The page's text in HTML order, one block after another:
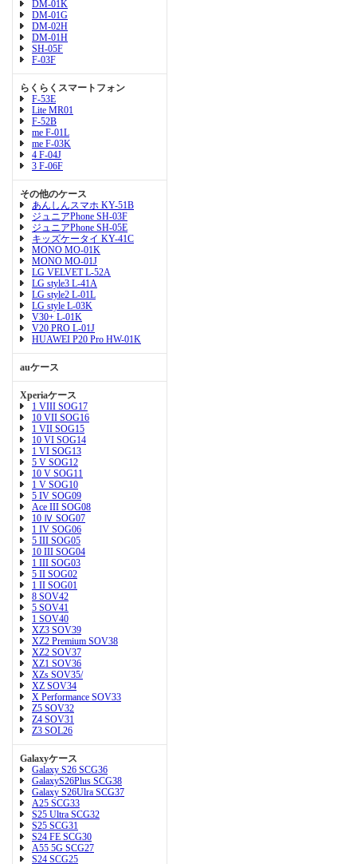
DM-01K
DM-01G
DM-02H
DM-01H
SH-05F
F-03F
らくらくスマートフォン
F-53E
Lite MR01
F-52B
me F-01L
me F-03K
4 F-04J
3 F-06F
その他のケース
あんしんスマホ KY-51B
ジュニアPhone SH-03F
ジュニアPhone SH-05E
キッズケータイ KY-41C
MONO MO-01K
MONO MO-01J
LG VELVET L-52A
LG style3 L-41A
LG style2 L-01L
LG style L-03K
V30+ L-01K
V20 PRO L-01J
HUAWEI P20 Pro HW-01K
auケース
Xperiaケース
1 VIII SOG17
10 VII SOG16
1 VII SOG15
10 VI SOG14
1 VI SOG13
5 V SOG12
10 V SOG11
1 V SOG10
5 IV SOG09
Ace III SOG08
10 Ⅳ SOG07
1 IV SOG06
5 III SOG05
10 III SOG04
1 III SOG03
5 II SOG02
1 II SOG01
8 SOV42
5 SOV41
1 SOV40
XZ3 SOV39
XZ2 Premium SOV38
XZ2 SOV37
XZ1 SOV36
XZs SOV35/
XZ SOV34
X Performance SOV33
Z5 SOV32
Z4 SOV31
Z3 SOL26
Galaxyケース
Galaxy S26 SCG36
GalaxyS26Plus SCG38
Galaxy S26Ulra SCG37
A25 SCG33
S25 Ultra SCG32
S25 SCG31
S24 FE SCG30
A55 5G SCG27
S24 SCG25